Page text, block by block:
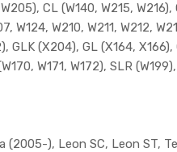
CL (W140, W215, W216),
W210, W211, W212,
GLK (X204), GL (X164,
W171, W172), SLR
(2005-), Leon SC, Leon ST,